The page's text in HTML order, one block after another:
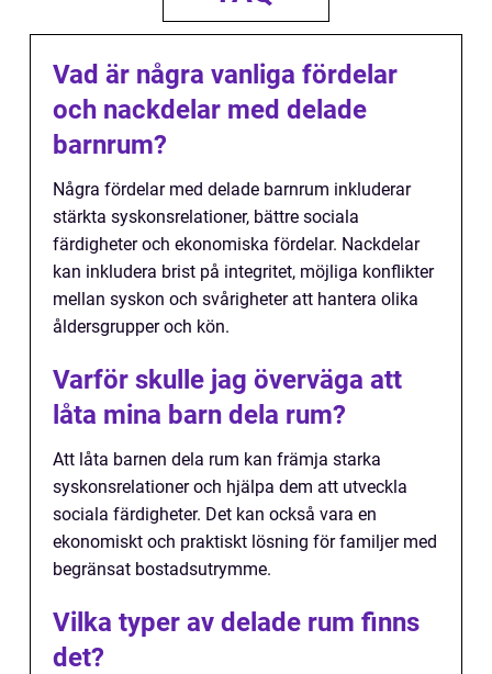
Vad är några vanliga fördelar
och nackdelar med delade
barnrum?
Några fördelar med delade barnrum inkluderar
stärkta syskonsrelationer, bättre sociala
färdigheter och ekonomiska fördelar. Nackdelar
kan inkludera brist på integritet, möjliga konflikter
mellan syskon och svårigheter att hantera olika
åldersgrupper och kön.
Varför skulle jag överväga att
låta mina barn dela rum?
Att låta barnen dela rum kan främja starka
syskonsrelationer och hjälpa dem att utveckla
sociala färdigheter. Det kan också vara en
ekonomiskt och praktiskt lösning för familjer med
begränsat bostadsutrymme.
Vilka typer av delade rum finns
det?